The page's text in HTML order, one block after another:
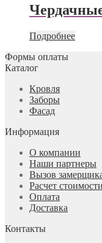
Подробнее
Формы оплаты
Каталог
Кровля
Заборы
Фасад
Информация
О компании
Наши партнеры
Вызов
Расчет стоимости
Оплата
Доставка
Контакты